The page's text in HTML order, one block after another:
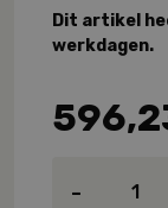
Dit artikel
werkdagen.
-
Clima